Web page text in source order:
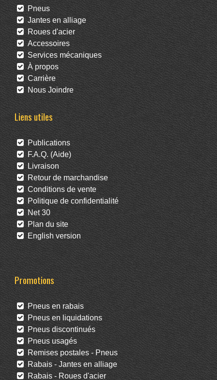
Pneus
Jantes en alliage
Roues d'acier
Accessoires
Services mécaniques
À propos
Carrière
Nous Joindre
Liens utiles
Publications
F.A.Q. (Aide)
Livraison
Retour de marchandise
Conditions de vente
Politique de confidentialité
Net 30
Plan du site
English version
Promotions
Pneus en rabais
Pneus en liquidations
Pneus discontinués
Pneus usagés
Remises postales - Pneus
Rabais - Jantes en alliage
Rabais - Roues d'acier